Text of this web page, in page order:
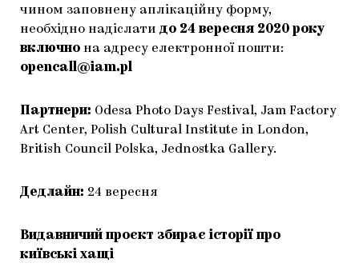
чином заповнену аплікаційну форму,
необхідно надіслати до 24 вересня 2020 року
включно на адресу електронної пошти:
opencall@iam.pl
Партнери: Odesa Photo Days Festival, Jam Factory
Art Center, Polish Cultural Institute in London,
British Council Polska, Jednostka Gallery.
Дедлайн: 24 вересня
Видавничий проєкт збирає історії про
київські хащі